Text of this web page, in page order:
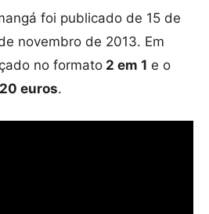
foi publicado de 15 de
novembro de 2013. Em
no formato 2 em 1 e o
20 euros.